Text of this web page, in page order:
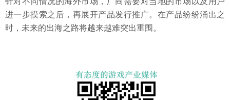
进一步摸索之后，再展开产品发行推广。在产品纷纷涌出之
时，未来的出海之路将越来越难突出重围。